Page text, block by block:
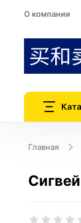
О компании
Главная